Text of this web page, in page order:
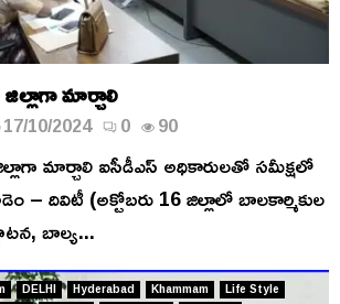
మార్చాలి
17/10/2024 0 90
మార్చాలి ఐసీడీఎస్ అధికారులతో సమీక్షలో
– దివిటీ (అక్టోబరు 16 జిల్లాలో బాలకార్మికుల
బాల్య...
DELHI Hyderabad Khammam
Life Style